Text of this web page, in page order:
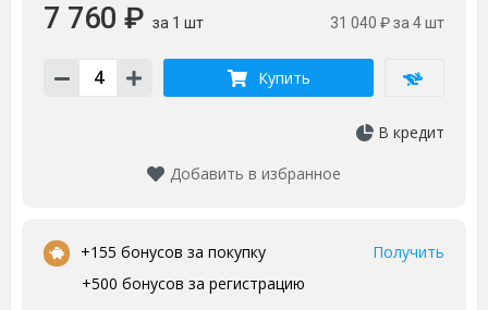
7 760 ₽ за 1 шт 31 040 ₽за 4 шт
Купить
В кредит
Добавить в избранное
•
+155 бонусов за покупку
Получить
+500 бонусов за регистрацию